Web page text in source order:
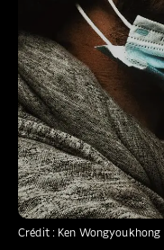
Crédit : Ken Wongyoukhong